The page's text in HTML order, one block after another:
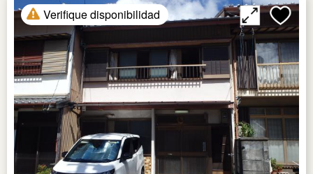
Verifique disponibilidad